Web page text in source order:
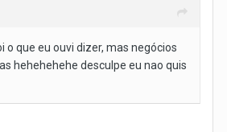
que eu ouvi dizer, mas negócios
hehehehehe desculpe eu nao quis